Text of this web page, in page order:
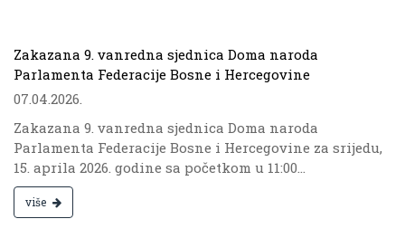
Zakazana 9. vanredna sjednica Doma naroda
Parlamenta Federacije Bosne i Hercegovine
07.04.2026.
Zakazana 9. vanredna sjednica Doma naroda
Parlamenta Federacije Bosne i Hercegovine za srijedu,
15. aprila 2026. godine sa početkom u 11:00...
više